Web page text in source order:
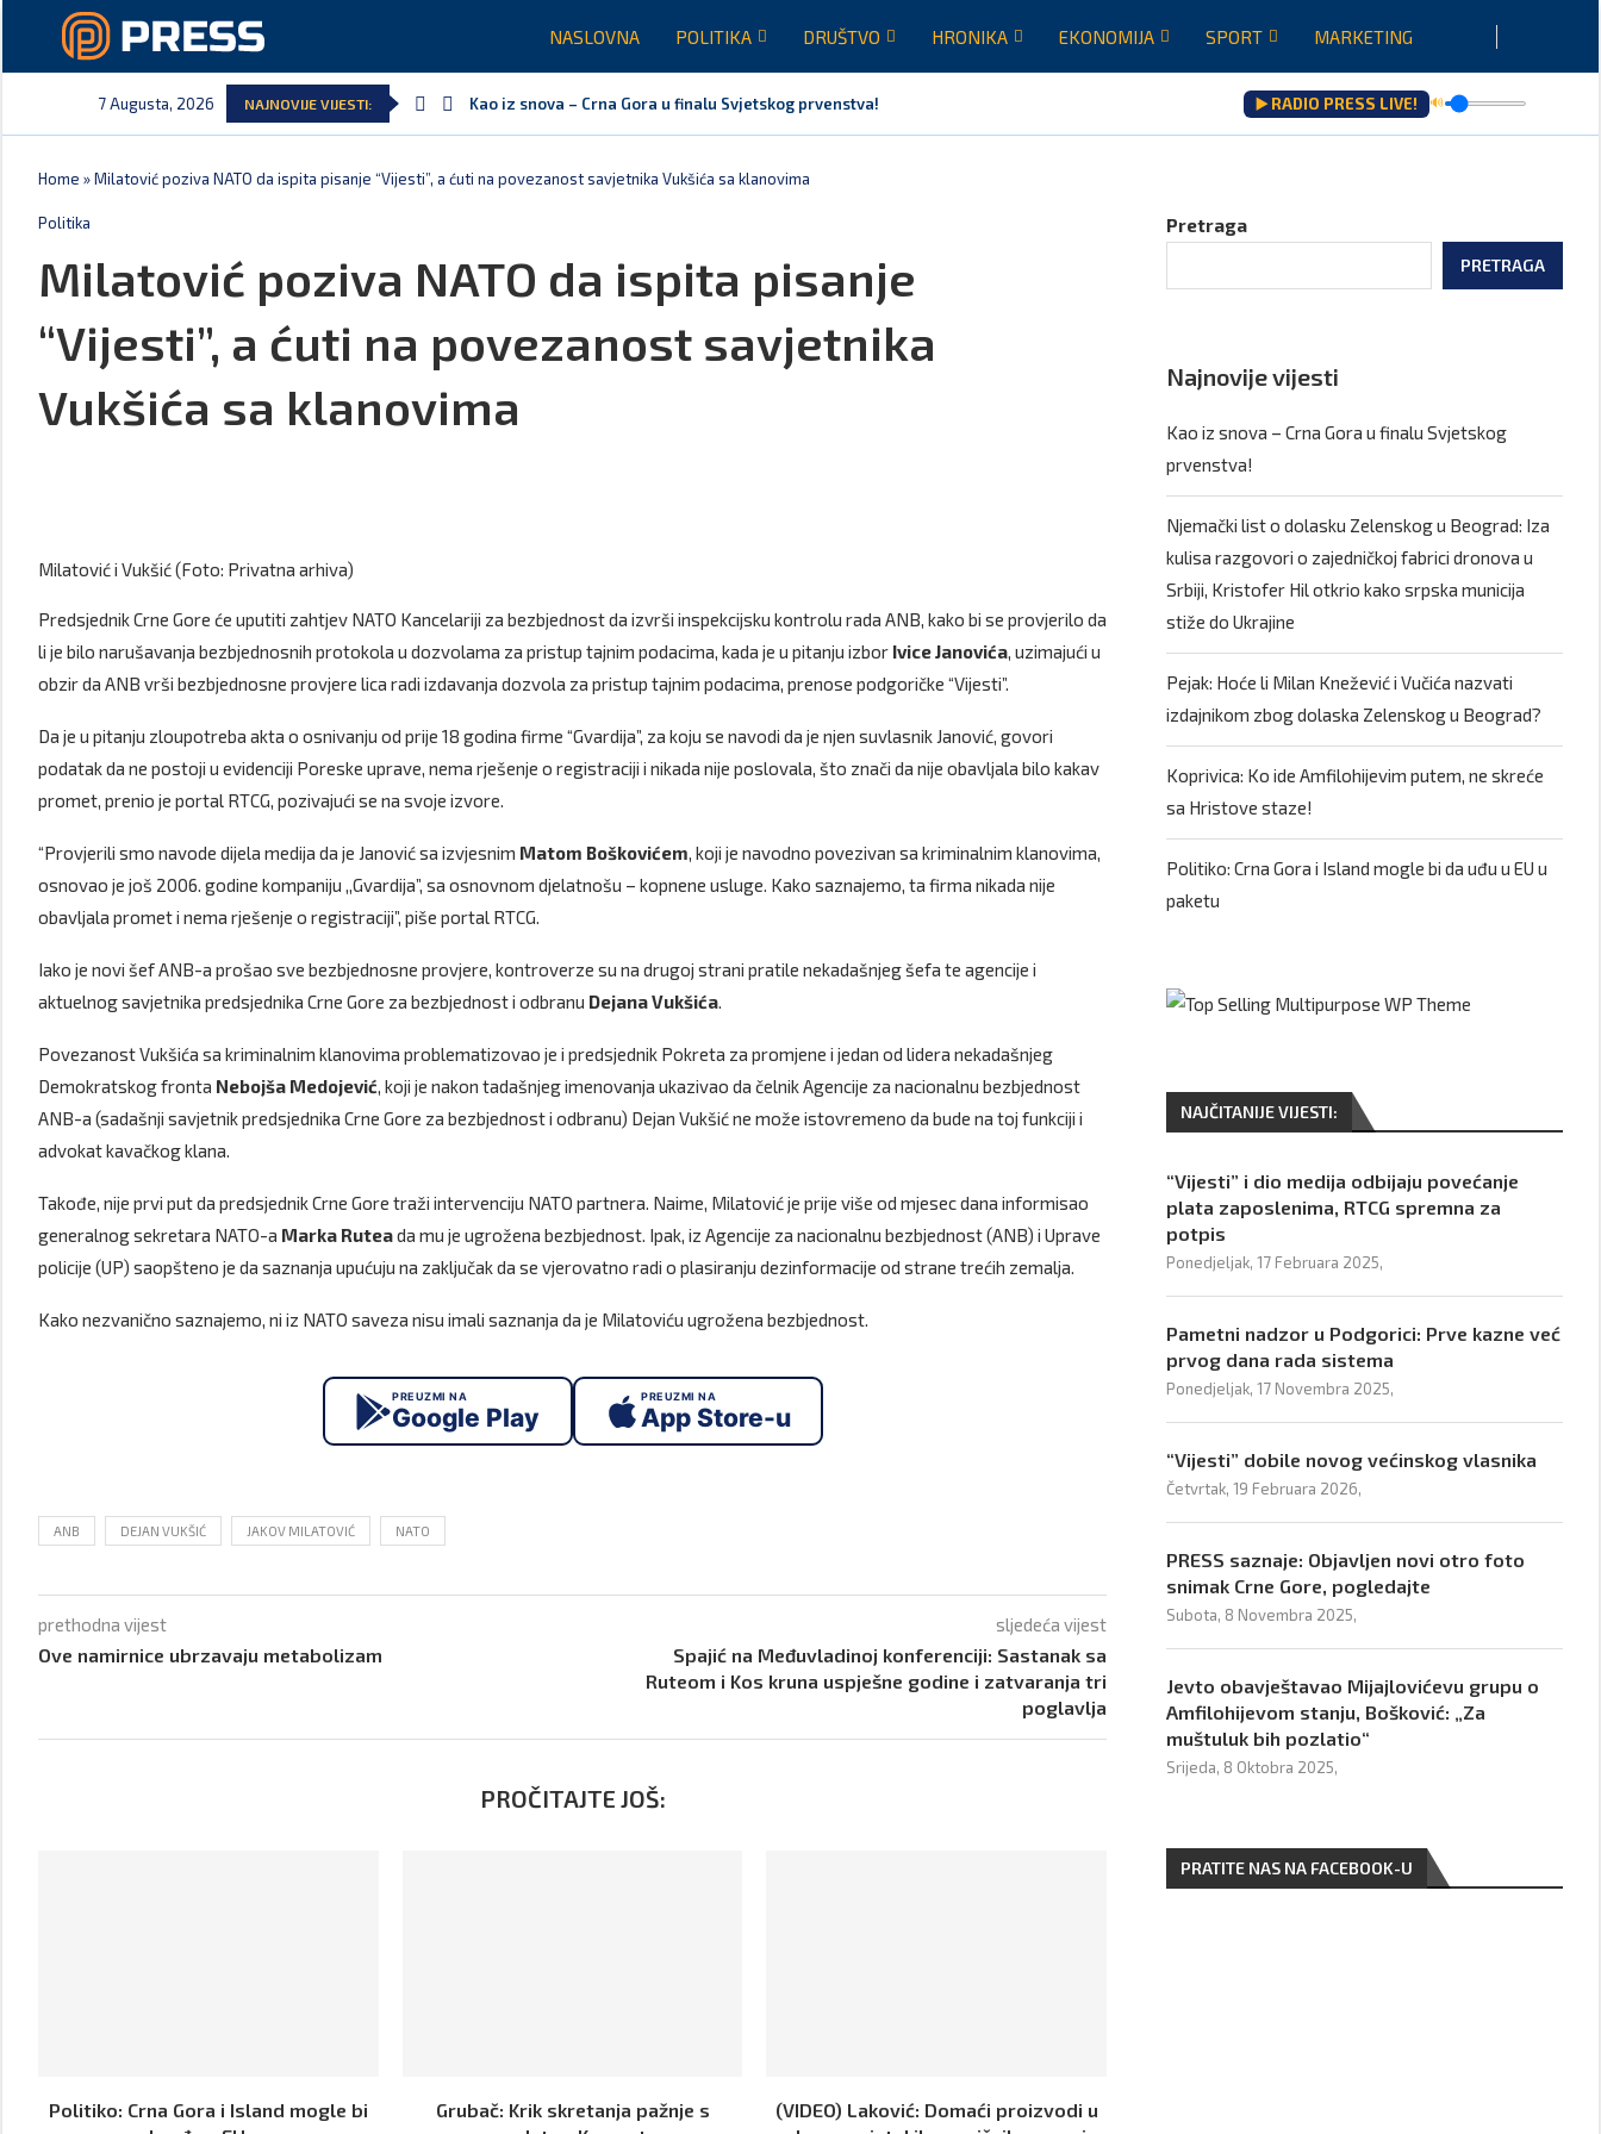
NASLOVNA POLITIKA DRUŠTVO HRONIKA EKONOMIJA SPORT MARKETING
7 Augusta, 2026 NAJNOVIJE VIJESTI: Kao iz snova – Crna Gora u finalu Svjetskog prvenstva! ▶️ RADIO PRESS LIVE! 🔊
Home »Milatović poziva NATO da ispita pisanje “Vijesti”, a ćuti na povezanost savjetnika Vukšića sa klanovima
Politika
Milatović poziva NATO da ispita pisanje
“Vijesti”, a ćuti na povezanost savjetnika
Vukšića sa klanovima
Milatović i Vukšić (Foto: Privatna arhiva)
Predsjednik Crne Gore će uputiti zahtjev NATO Kancelariji za bezbjednost da izvrši inspekcijsku kontrolu rada ANB, kako bi se provjerilo da
li je bilo narušavanja bezbjednosnih protokola u dozvolama za pristup tajnim podacima, kada je u pitanju izbor Ivice Janovića, uzimajući u
obzir da ANB vrši bezbjednosne provjere lica radi izdavanja dozvola za pristup tajnim podacima, prenose podgoričke “Vijesti”.
Da je u pitanju zloupotreba akta o osnivanju od prije 18 godina firme “Gvardija”, za koju se navodi da je njen suvlasnik Janović, govori
podatak da ne postoji u evidenciji Poreske uprave, nema rješenje o registraciji i nikada nije poslovala, što znači da nije obavljala bilo kakav
promet, prenio je portal RTCG, pozivajući se na svoje izvore.
“Provjerili smo navode dijela medija da je Janović sa izvjesnim Matom Boškovićem, koji je navodno povezivan sa kriminalnim klanovima,
osnovao je još 2006. godine kompaniju ,,Gvardija”, sa osnovnom djelatnošu – kopnene usluge. Kako saznajemo, ta firma nikada nije
obavljala promet i nema rješenje o registraciji”, piše portal RTCG.
Iako je novi šef ANB-a prošao sve bezbjednosne provjere, kontroverze su na drugoj strani pratile nekadašnjeg šefa te agencije i
aktuelnog savjetnika predsjednika Crne Gore za bezbjednost i odbranu Dejana Vukšića.
Povezanost Vukšića sa kriminalnim klanovima problematizovao je i predsjednik Pokreta za promjene i jedan od lidera nekadašnjeg
Demokratskog fronta Nebojša Medojević, koji je nakon tadašnjeg imenovanja ukazivao da čelnik Agencije za nacionalnu bezbjednost
ANB-a (sadašnji savjetnik predsjednika Crne Gore za bezbjednost i odbranu) Dejan Vukšić ne može istovremeno da bude na toj funkciji i
advokat kavačkog klana.
Takođe, nije prvi put da predsjednik Crne Gore traži intervenciju NATO partnera. Naime, Milatović je prije više od mjesec dana informisao
generalnog sekretara NATO-a Marka Ruteada mu je ugrožena bezbjednost. Ipak, iz Agencije za nacionalnu bezbjednost (ANB) i Uprave
policije (UP) saopšteno je da saznanja upućuju na zaključak da se vjerovatno radi o plasiranju dezinformacije od strane trećih zemalja.
Kako nezvanično saznajemo, ni iz NATO saveza nisu imali saznanja da je Milatoviću ugrožena bezbjednost.
PREUZMI NA
Google Play
PREUZMI NA
App Store-u
ANB DEJAN VUKŠIĆ JAKOV MILATOVIĆ NATO
prethodna vijest
Ove namirnice ubrzavaju metabolizam
sljedeća vijest
Spajić na Međuvladinoj konferenciji: Sastanak sa
Ruteom i Kos kruna uspješne godine i zatvaranja tri
poglavlja
PROČITAJTE JOŠ:
Politiko: Crna Gora i Island mogle bi
Grubač: Krik skretanja pažnje s
(VIDEO) Laković: Domaći proizvodi u
Pretraga
PRETRAGA
Najnovije vijesti
Kao iz snova – Crna Gora u finalu Svjetskog
prvenstva!
Njemački list o dolasku Zelenskog u Beograd: Iza
kulisa razgovori o zajedničkoj fabrici dronova u
Srbiji, Kristofer Hil otkrio kako srpska municija
stiže do Ukrajine
Pejak: Hoće li Milan Knežević i Vučića nazvati
izdajnikom zbog dolaska Zelenskog u Beograd?
Koprivica: Ko ide Amfilohijevim putem, ne skreće
sa Hristove staze!
Politiko: Crna Gora i Island mogle bi da uđu u EU u
paketu
NAJČITANIJE VIJESTI:
“Vijesti” i dio medija odbijaju povećanje
plata zaposlenima, RTCG spremna za
potpis
Ponedjeljak, 17 Februara 2025,
Pametni nadzor u Podgorici: Prve kazne već
prvog dana rada sistema
Ponedjeljak, 17 Novembra 2025,
“Vijesti” dobile novog većinskog vlasnika
Četvrtak, 19 Februara 2026,
PRESS saznaje: Objavljen novi otro foto
snimak Crne Gore, pogledajte
Subota, 8 Novembra 2025,
Jevto obavještavao Mijajlovićevu grupu o
Amfilohijevom stanju, Bošković: „Za
muštuluk bih pozlatio“
Srijeda, 8 Oktobra 2025,
PRATITE NAS NA FACEBOOK-U